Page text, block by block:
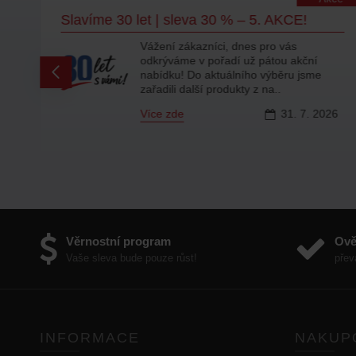
Slavíme 30 let | sleva 30 % – 5. AKCE!
31. 7. 2026
Vážení zákazníci, dnes pro vás
odkrýváme v pořadí už pátou akční
nabídku! Do aktuálního výběru jsme
zařadili další produkty z na..
Více zde
Věrnostní program
Vaše sleva bude pouze růst!
INFORMACE